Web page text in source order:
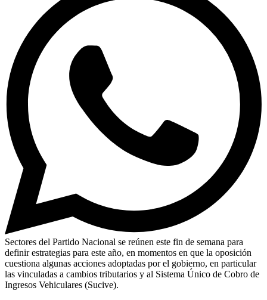
Sectores del Partido Nacional se reúnen este fin de semana para
definir estrategias para este año, en momentos en que la oposición
cuestiona algunas acciones adoptadas por el gobierno, en particular
las vinculadas a cambios tributarios y al Sistema Único de Cobro de
Ingresos Vehiculares (Sucive).